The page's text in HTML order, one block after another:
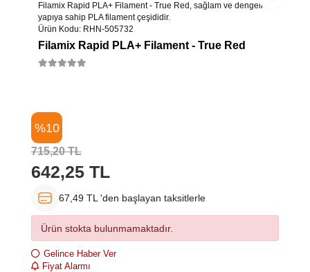
Filamix Rapid PLA+ Filament - True Red, sağlam ve dengeli
yapıya sahip PLA filament çeşididir.
Ürün Kodu: RHN-505732
Filamix Rapid PLA+ Filament - True Red
%10
715,20 TL
642,25 TL
67,49 TL 'den başlayan taksitlerle
Ürün stokta bulunmamaktadır.
Gelince Haber Ver
Fiyat Alarmı